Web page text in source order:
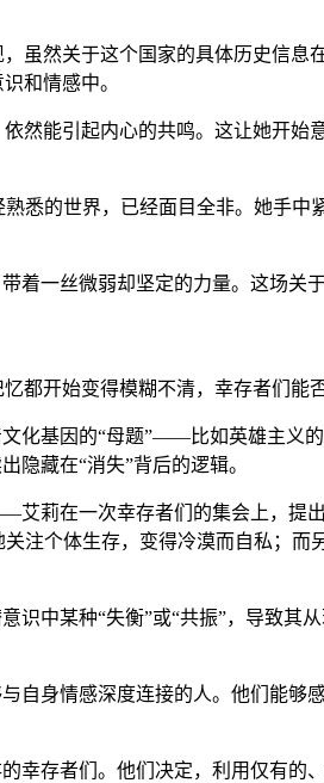
虽然关于这个国家的具体历史信息
和情感中。
然能引起内心的共鸣。这让她开始
悉的世界，已经面目全非。她手
一丝微弱却坚定的力量。这场关于
都开始变得模糊不清，幸存者们能
文化基因的“母题”——比如英雄主
隐藏在“消失”背后的逻辑。
莉在一次幸存者们的集会上，提
注个体生存，变得冷漠而自私；
中某种“失衡”或“共振”，导致其
自身情感深度连接的人。他们能够
存者们。他们决定，利用仅有的